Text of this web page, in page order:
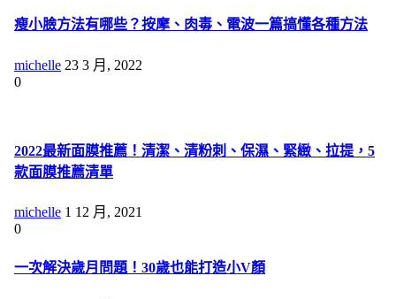
瘦小臉方法有哪些？按摩、肉毒、電波一篇搞懂各種方法
michelle 23 3 月, 2022
0
2022最新面膜推薦！清潔、清粉刺、保濕、緊緻、拉提，5
款面膜推薦清單
michelle 1 12 月, 2021
0
一次解決歲月問題！30歲也能打造小V顏